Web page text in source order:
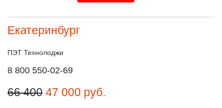
Екатеринбург
ПЭТ Технолоджи
8 800 550-02-69
66 400 47 000 руб.